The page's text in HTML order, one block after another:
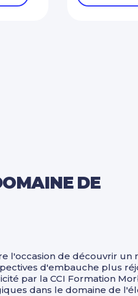
DE
l'occasion de découvrir un
d'embauche plus
par la CCI Formation
dans le domaine de